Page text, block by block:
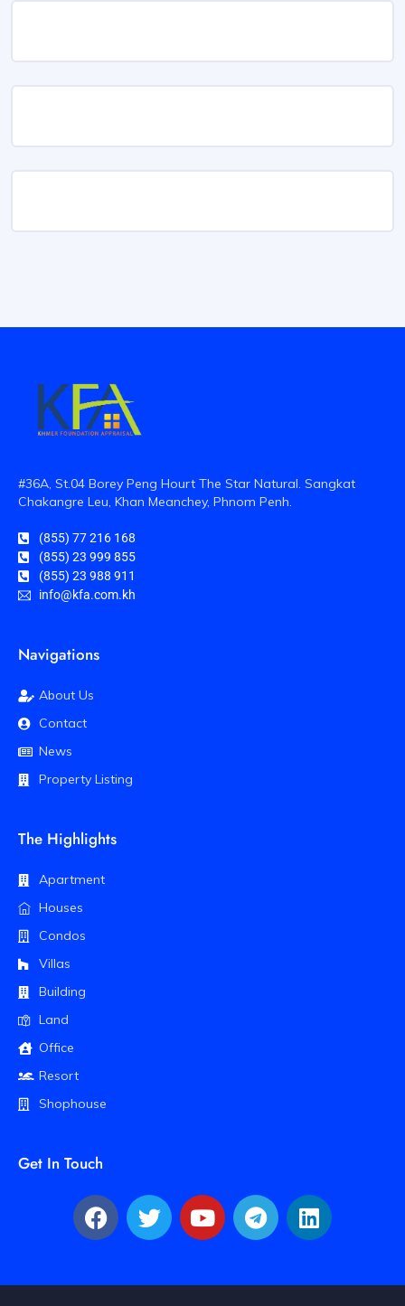
#36A, St.04 Borey Peng Hourt The Star Natural. Sangkat
Chakangre Leu, Khan Meanchey, Phnom Penh.
(855) 77 216 168
(855) 23 999 855
(855) 23 988 911
info@kfa.com.kh
Navigations
About Us
Contact
News
Property Listing
The Highlights
Apartment
Houses
Condos
Villas
Building
Land
Office
Resort
Shophouse
Get In Touch